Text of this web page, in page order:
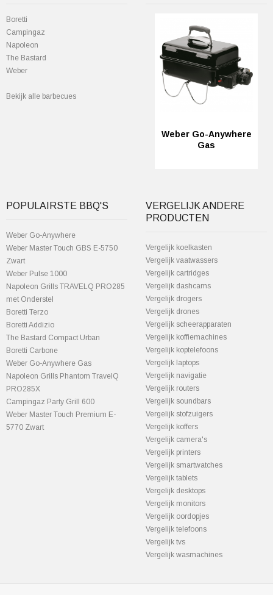
Boretti
Campingaz
Napoleon
The Bastard
Weber
Bekijk alle barbecues
Weber Go-Anywhere
Gas
POPULAIRSTE BBQ'S
Weber Go-Anywhere
Weber Master Touch GBS E-5750
Zwart
Weber Pulse 1000
Napoleon Grills TRAVELQ PRO285
met Onderstel
Boretti Terzo
Boretti Addizio
The Bastard Compact Urban
Boretti Carbone
Weber Go-Anywhere Gas
Napoleon Grills Phantom TravelQ
PRO285X
Campingaz Party Grill 600
Weber Master Touch Premium E-
5770 Zwart
VERGELIJK ANDERE
PRODUCTEN
Vergelijk koelkasten
Vergelijk vaatwassers
Vergelijk cartridges
Vergelijk dashcams
Vergelijk drogers
Vergelijk drones
Vergelijk scheerapparaten
Vergelijk koffiemachines
Vergelijk koptelefoons
Vergelijk laptops
Vergelijk navigatie
Vergelijk routers
Vergelijk soundbars
Vergelijk stofzuigers
Vergelijk koffers
Vergelijk camera's
Vergelijk printers
Vergelijk smartwatches
Vergelijk tablets
Vergelijk desktops
Vergelijk monitors
Vergelijk oordopjes
Vergelijk telefoons
Vergelijk tvs
Vergelijk wasmachines